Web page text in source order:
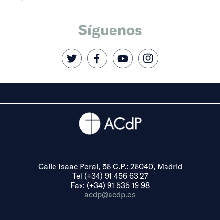
Síguenos
Calle Isaac Peral, 58 C.P.: 28040, Madrid
Tel (+34) 91 456 63 27
Fax: (+34) 91 535 19 98
acdp@acdp.es